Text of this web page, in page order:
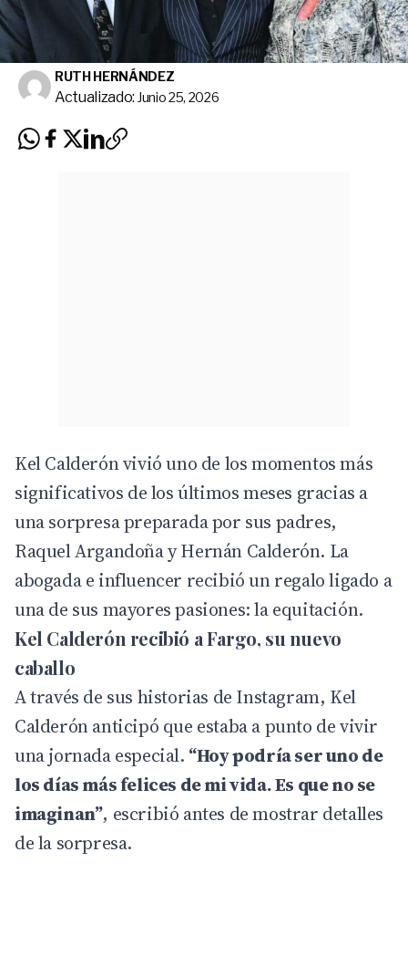
RUTH HERNÁNDEZ
Actualizado: Junio 25, 2026
Kel Calderón vivió uno de los momentos más
significativos de los últimos meses gracias a
una sorpresa preparada por sus padres,
Raquel Argandoña y Hernán Calderón. La
abogada e influencer recibió un regalo ligado a
una de sus mayores pasiones: la equitación.
Kel Calderón recibió a Fargo, su nuevo
caballo
A través de sus historias de Instagram, Kel
Calderón anticipó que estaba a punto de vivir
una jornada especial. “Hoy podría ser uno de
los días más felices de mi vida. Es que no se
imaginan”, escribió antes de mostrar detalles
de la sorpresa.